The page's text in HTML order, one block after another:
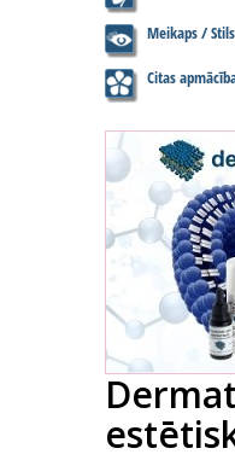
Meikaps / Stils
Citas